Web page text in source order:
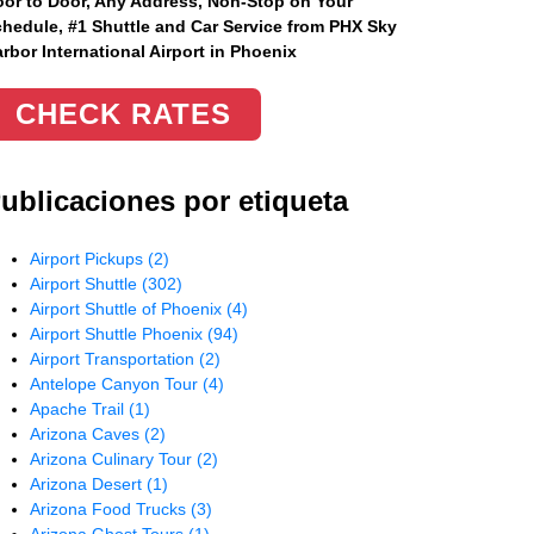
#1 Shuttle and Car Service from PHX Sky
International Airport in Phoenix
CHECK RATES
por etiqueta
Airport Pickups(2)
Airport Shuttle(302)
Airport Shuttle of Phoenix(4)
Airport Shuttle Phoenix(94)
Airport Transportation(2)
Antelope Canyon Tour(4)
Apache Trail(1)
Arizona Caves(2)
Arizona Culinary Tour(2)
Arizona Desert(1)
Arizona Food Trucks(3)